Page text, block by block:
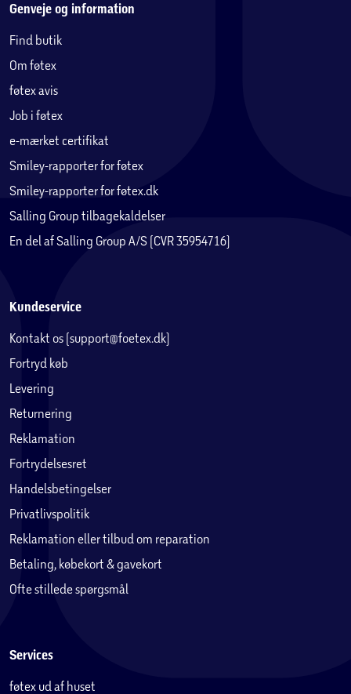
Genveje og information
Find butik
Om føtex
føtex avis
Job i føtex
e-mærket certifikat
Smiley-rapporter for føtex
Smiley-rapporter for føtex.dk
Salling Group tilbagekaldelser
En del af Salling Group A/S (CVR 35954716)
Kundeservice
Kontakt os (support@foetex.dk)
Fortryd køb
Levering
Returnering
Reklamation
Fortrydelsesret
Handelsbetingelser
Privatlivspolitik
Reklamation eller tilbud om reparation
Betaling, købekort & gavekort
Ofte stillede spørgsmål
Services
føtex ud af huset